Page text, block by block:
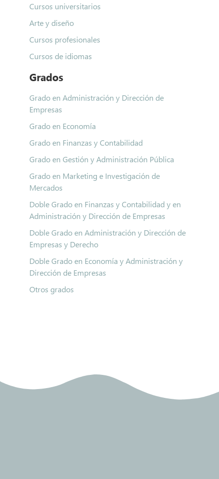
Cursos universitarios
Arte y diseño
Cursos profesionales
Cursos de idiomas
Grados
Grado en Administración y Dirección de
Empresas
Grado en Economía
Grado en Finanzas y Contabilidad
Grado en Gestión y Administración Pública
Grado en Marketing e Investigación de
Mercados
Doble Grado en Finanzas y Contabilidad y en
Administración y Dirección de Empresas
Doble Grado en Administración y Dirección de
Empresas y Derecho
Doble Grado en Economía y Administración y
Dirección de Empresas
Otros grados